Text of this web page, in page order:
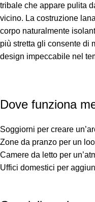
tribale che appare pulita
vicino. La costruzione
corpo naturalmente
più stretta gli consente di
design impeccabile nel
Dove funziona
Soggiorni per creare
Zone da pranzo per un
Camere da letto per
Uffici domestici per